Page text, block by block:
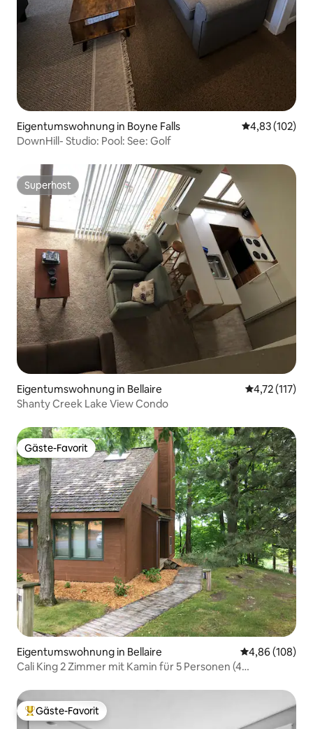
Eigentumswohnung in Boyne Falls
4,83 (102)
DownHill- Studio: Pool: See: Golf
Superhost
Superhost
Eigentumswohnung in Bellaire
4,72 (117)
Shanty Creek Lake View Condo
Gäste-Favorit
Gäste-Favorit
Eigentumswohnung in Bellaire
4,86 (108)
Cali King 2 Zimmer mit Kamin für 5 Personen (4
Beliebter Gäste-Favorit.
Gäste-Favorit